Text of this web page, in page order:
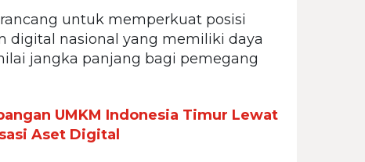
untuk memperkuat posisi
digital nasional yang memiliki daya
jangka panjang bagi pemegang
UMKM Indonesia Timur Lewat
Aset Digital